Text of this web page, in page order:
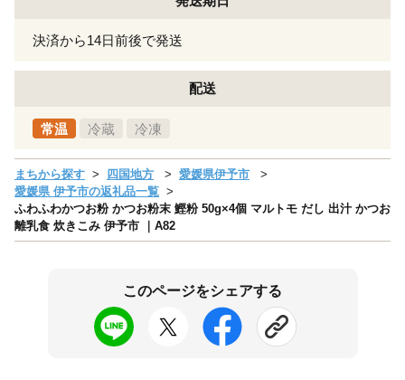
決済から14日前後で発送
配送
常温 冷蔵 冷凍
まちから探す 四国地方
愛媛県伊予市
愛媛県 伊予市の返礼品一覧
ふわふわかつお粉 かつお粉末 鰹粉 50g×4個 マルトモ だし 出汁 かつお
離乳食 炊きこみ 伊予市 ｜A82
このページをシェアする